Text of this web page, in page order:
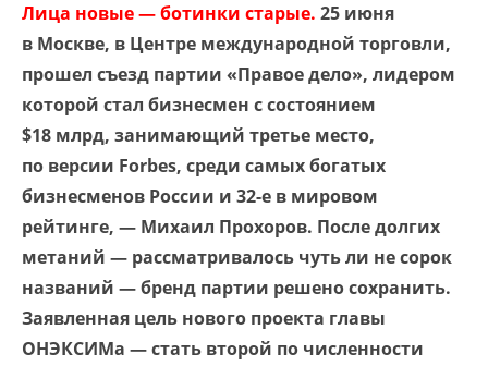
Лица новые — ботинки старые. 25 июня
в Москве, в Центре международной торговли,
прошел съезд партии «Правое дело», лидером
которой стал бизнесмен с состоянием
$18 млрд, занимающий третье место,
по версии Forbes, среди самых богатых
бизнесменов России и 32-е в мировом
рейтинге, — Михаил Прохоров. После долгих
метаний — рассматривалось чуть ли не сорок
названий — бренд партии решено сохранить.
Заявленная цель нового проекта главы
ОНЭКСИМа — стать второй по численности